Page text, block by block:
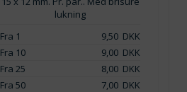
lukning
Fra 1
9,50 DKK
Fra 10
9,00 DKK
Fra 25
8,00 DKK
Fra 50
7,00 DKK